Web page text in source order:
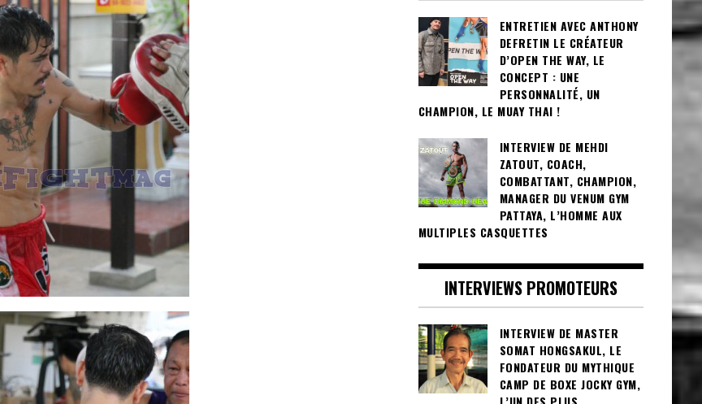
ENTRETIEN AVEC ANTHONY
DEFRETIN LE CRÉATEUR
D’OPEN THE WAY, LE
CONCEPT : UNE
PERSONNALITÉ, UN
CHAMPION, LE MUAY THAI !
INTERVIEW DE MEHDI
ZATOUT, COACH,
COMBATTANT, CHAMPION,
MANAGER DU VENUM GYM
PATTAYA, L’HOMME AUX
MULTIPLES CASQUETTES
INTERVIEWS PROMOTEURS
INTERVIEW DE MASTER
SOMAT HONGSAKUL, LE
FONDATEUR DU MYTHIQUE
CAMP DE BOXE JOCKY GYM,